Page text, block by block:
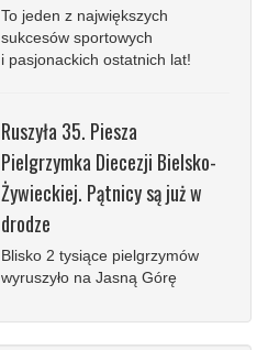
To jeden z największych
sukcesów sportowych
i pasjonackich ostatnich lat!
Ruszyła 35. Piesza
Pielgrzymka Diecezji Bielsko-
Żywieckiej. Pątnicy są już w
drodze
Blisko 2 tysiące pielgrzymów
wyruszyło na Jasną Górę